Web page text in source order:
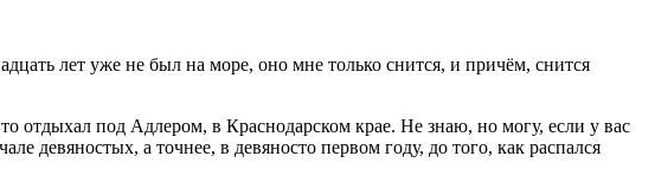
лет уже не был на море, оно мне только снится, и причём, снится
отдыхал под Адлером, в Краснодарском крае. Не знаю, но могу, если у вас
девяностых, а точнее, в девяносто первом году, до того, как распался